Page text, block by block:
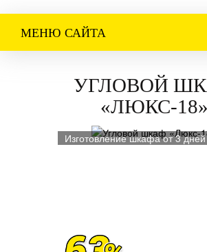
МЕНЮ САЙТА
УГЛОВОЙ
«ЛЮКС-18»
Изготовление шкафа от 3 дней